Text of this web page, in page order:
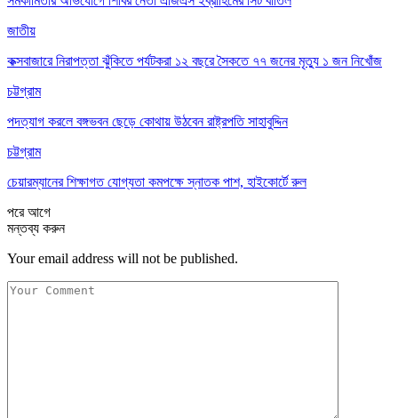
জাতীয়
কক্সবাজারে নিরাপত্তা ঝুঁকিতে পর্যটকরা ১২ বছরে সৈকতে ৭৭ জনের মৃত্যু ১ জন নিখোঁজ
চট্টগ্রাম
পদত্যাগ করলে বঙ্গভবন ছেড়ে কোথায় উঠবেন রাষ্ট্রপতি সাহাবুদ্দিন
চট্টগ্রাম
চেয়ারম্যানের শিক্ষাগত যোগ্যতা কমপক্ষে স্নাতক পাশ, হাইকোর্টে রুল
পরেআগে
মন্তব্য করুন
Your email address will not be published.